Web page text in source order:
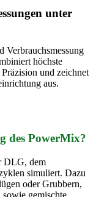
unter
höchste
und zeichnet
aus.
des PowerMix?
DLG, dem
simuliert. Dazu
oder Grubbern,
gemischte